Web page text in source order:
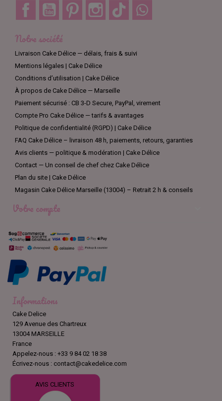
Facebook YouTube Pinterest Instagram TikTok
Notre société
Livraison Cake Délice — délais, frais & suivi
Mentions légales | Cake Délice
Conditions d’utilisation | Cake Délice
À propos de Cake Délice — Marseille
Paiement sécurisé : CB 3-D Secure, PayPal, virement
Compte Pro Cake Délice — tarifs & avantages
Politique de confidentialité (RGPD) | Cake Délice
FAQ Cake Délice – livraison 48 h, paiements, retours, garanties
Avis clients — politique & modération | Cake Délice
Contact — Un conseil de chef chez Cake Délice
Plan du site | Cake Délice
Magasin Cake Délice Marseille (13004) – Retrait 2 h & conseils
Votre compte
Informations
Cake Delice
129 Avenue des Chartreux
13004 MARSEILLE
France
Appelez-nous : +33 9 84 02 18 38
Écrivez-nous : contact@cakedelice.com
AVIS CLIENTS